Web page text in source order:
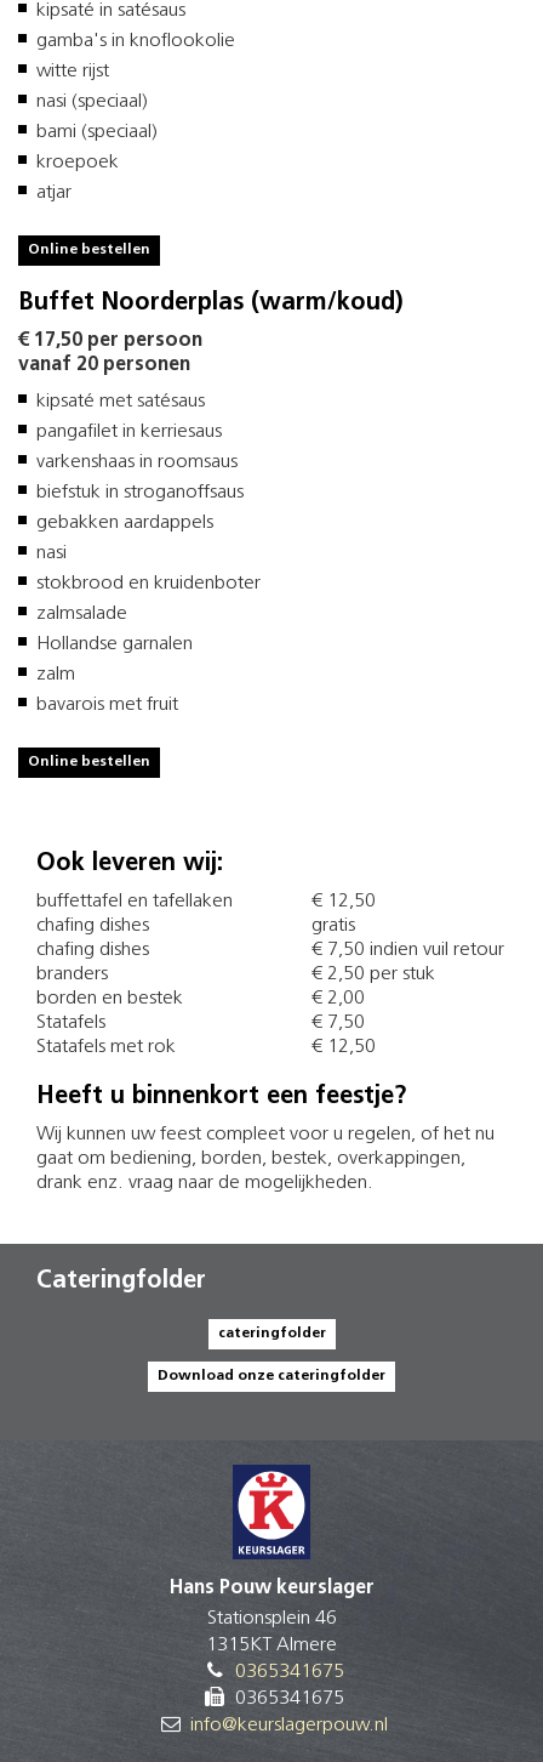
kipsaté in satésaus
gamba's in knoflookolie
witte rijst
nasi (speciaal)
bami (speciaal)
kroepoek
atjar
Online bestellen
Buffet Noorderplas (warm/koud)
€ 17,50 per persoon
vanaf 20 personen
kipsaté met satésaus
pangafilet in kerriesaus
varkenshaas in roomsaus
biefstuk in stroganoffsaus
gebakken aardappels
nasi
stokbrood en kruidenboter
zalmsalade
Hollandse garnalen
zalm
bavarois met fruit
Online bestellen
Ook leveren wij:
buffettafel en tafellaken
€ 12,50
chafing dishes
gratis
chafing dishes
€ 7,50 indien vuil retour
branders
€ 2,50 per stuk
borden en bestek
€ 2,00
Statafels
€ 7,50
Statafels met rok
€ 12,50
Heeft u binnenkort een feestje?
Wij kunnen uw feest compleet voor u regelen, of het nu
gaat om bediening, borden, bestek, overkappingen,
drank enz. vraag naar de mogelijkheden.
Cateringfolder
cateringfolder
Download onze cateringfolder
Hans Pouw keurslager
Stationsplein 46
1315KT Almere
0365341675
0365341675
info@keurslagerpouw.nl